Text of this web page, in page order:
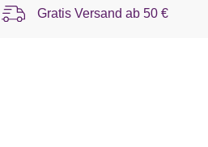
Gratis Versand ab 50 €